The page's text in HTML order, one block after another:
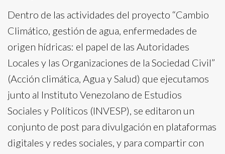
Dentro de las actividades del proyecto “Cambio
Climático, gestión de agua, enfermedades de
origen hídricas: el papel de las Autoridades
Locales y las Organizaciones de la Sociedad Civil”
(Acción climática, Agua y Salud) que ejecutamos
junto al Instituto Venezolano de Estudios
Sociales y Políticos (INVESP), se editaron un
conjunto de post para divulgación en plataformas
digitales y redes sociales, y para compartir con